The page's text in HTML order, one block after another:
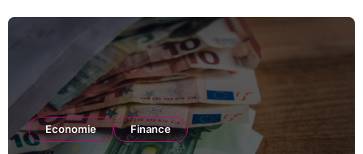
Economie Finance